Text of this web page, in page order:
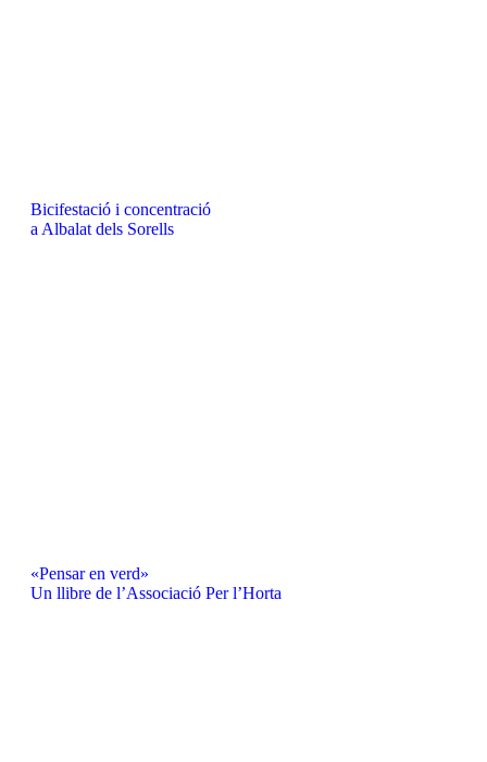
Bicifestació i concentració
a Albalat dels Sorells
«Pensar en verd»
Un llibre de l’Associació Per l’Horta